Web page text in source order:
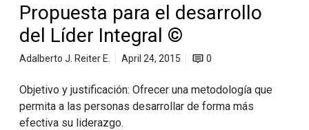
Propuesta para el desarrollo
del Líder Integral ©
Adalberto J. Reiter E. April 24, 2015 0
Objetivo y justificación: Ofrecer una metodología que
permita a las personas desarrollar de forma más
efectiva su liderazgo.